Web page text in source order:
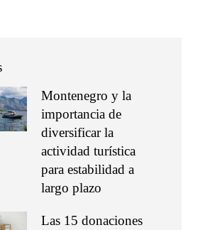
Montenegro y la
importancia de
diversificar la
actividad turística
para estabilidad a
largo plazo
Las 15 donaciones